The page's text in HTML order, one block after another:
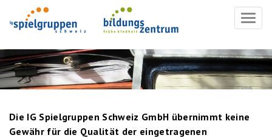
Die IG Spielgruppen Schweiz GmbH übernimmt keine
Gewähr für die Qualität der eingetragenen